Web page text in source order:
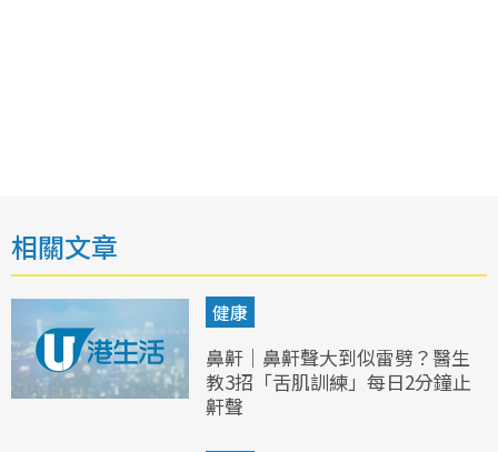
相關文章
健康
鼻鼾｜鼻鼾聲大到似雷劈？醫生
教3招「舌肌訓練」每日2分鐘止
鼾聲